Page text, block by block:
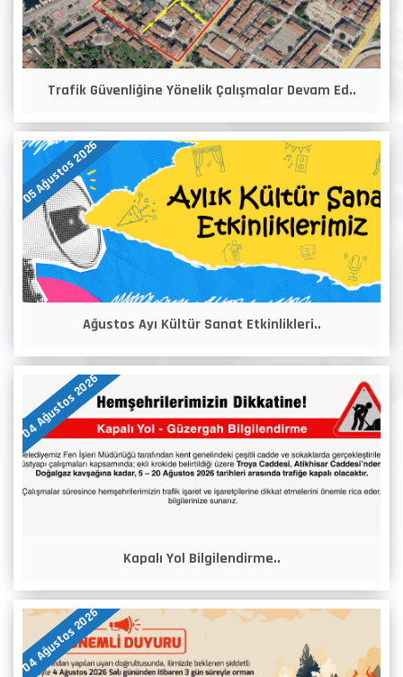
Trafik Güvenliğine Yönelik Çalışmalar Devam Ed..
05 Ağustos 2026
Ağustos Ayı Kültür Sanat Etkinlikleri..
04 Ağustos 2026
Kapalı Yol Bilgilendirme..
04 Ağustos 2026